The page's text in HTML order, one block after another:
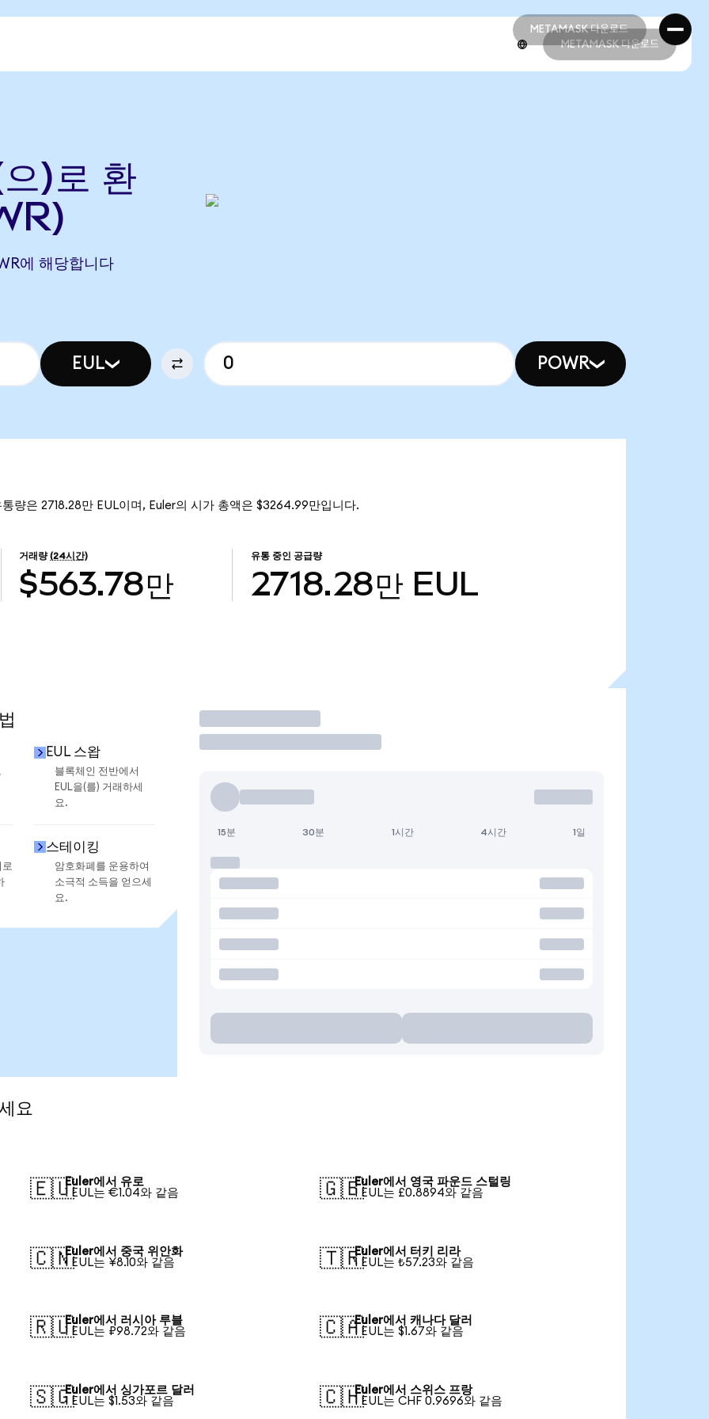
METAMASK 다운로드
METAMASK 다운로드
METAMASK 다운로드
)로 환
에 해당합니다
EUL POWR
량은 2718.28만 EUL이며, Euler의 시가 총액은 $3264.99만입니다.
거래량 (24시간)
$563.78만
유통 중인 공급량
2718.28만 EUL
EUL 스왑
블록체인 전반에서
EUL을(를) 거래하세
요.
스테이킹
암호화폐를 운용하여
소극적 소득을 얻으세
요.
거래
15분 30분 1시간 4시간 1일
요
🇪🇺Euler에서 유로
1 EUL는 €1.04와 같음
🇬🇧Euler에서 영국 파운드 스털링
1 EUL는 £0.8894와 같음
🇨🇳Euler에서 중국 위안화
1 EUL는 ¥8.10와 같음
🇹🇷Euler에서 터키 리라
1 EUL는 ₺57.23와 같음
🇷🇺Euler에서 러시아 루블
1 EUL는 ₽98.72와 같음
🇨🇦Euler에서 캐나다 달러
1 EUL는 $1.67와 같음
🇸🇬Euler에서 싱가포르 달러
1 EUL는 $1.53와 같음
🇨🇭Euler에서 스위스 프랑
1 EUL는 CHF 0.9696와 같음